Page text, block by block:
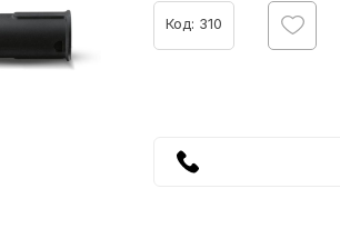
Код: 310